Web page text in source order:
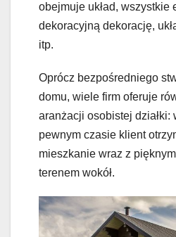
obejmuje układ, wszystkie
dekoracyjną dekorację,
itp.
Oprócz bezpośredniego
domu, wiele firm oferuje
aranżacji osobistej działki:
pewnym czasie klient
mieszkanie wraz z
terenem wokół.